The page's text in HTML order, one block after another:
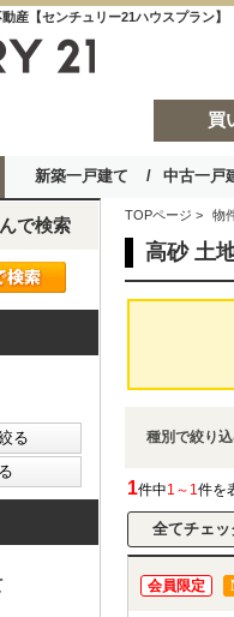
産【センチュリー21ハウスプラン】
買
新築一戸建て 中古一戸
TOPページ > 物
高砂 土
種別で絞り
1件中1～1件を
会員限定
で検索